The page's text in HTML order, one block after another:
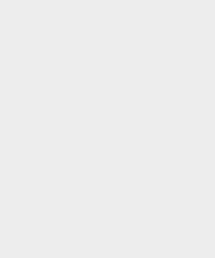
utvrđivanja
ozakonjenja
ozakonjenja
izvršenja
utvrđivanja